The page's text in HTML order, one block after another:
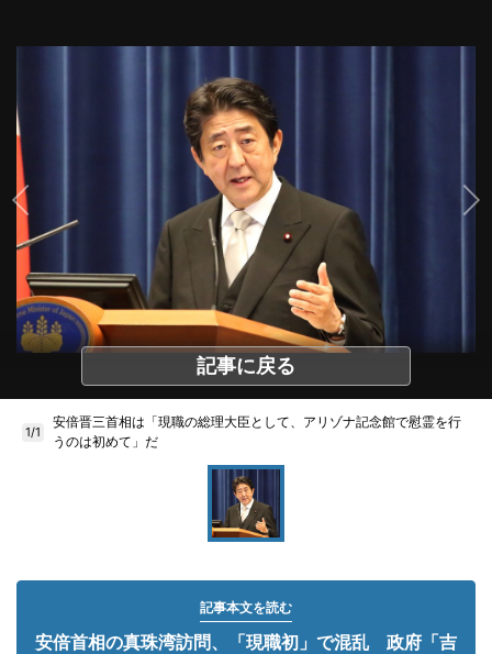
記事に戻る
1/1
安倍晋三首相は「現職の総理大臣として、アリゾナ記念館で慰霊を行
うのは初めて」だ
記事本文を読む
安倍首相の真珠湾訪問、「現職初」で混乱 政府「吉